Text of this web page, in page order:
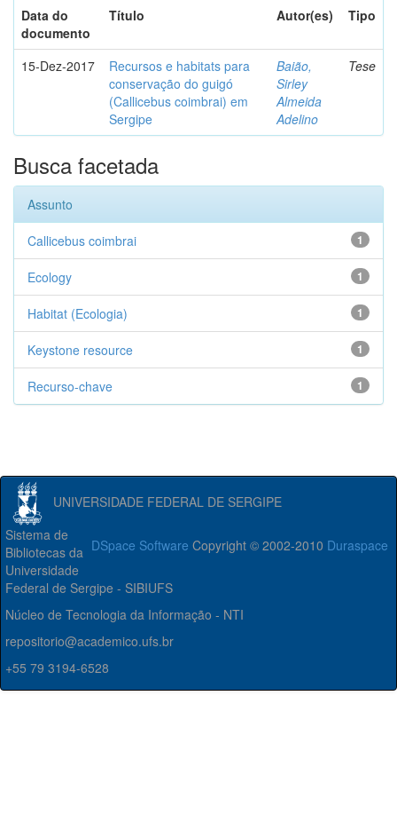
Data do
documento
Título Autor(es) Tipo
15-Dez-2017
Recursos e habitats para
conservação do guigó
(Callicebus coimbrai) em
Sergipe
Baião,
Sirley
Almeida
Adelino
Tese
Busca facetada
Assunto
1
Callicebus coimbrai
1
Ecology
1
Habitat (Ecologia)
1
Keystone resource
1
Recurso-chave
UNIVERSIDADE FEDERAL DE SERGIPE
DSpace Software Copyright © 2002-2010 Duraspace
Sistema de
Bibliotecas da
Universidade
Federal de Sergipe - SIBIUFS
Núcleo de Tecnologia da Informação - NTI
repositorio@academico.ufs.br
+55 79 3194-6528